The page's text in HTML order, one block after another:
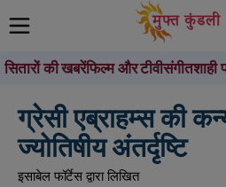
सितारों की खबरेंफिल्म और टीवीसंगीतशाही
ग्रेसी एब्राहम्स की
ज्योतिषीय अंतर्दृष्टि
इसाबेल फॉर्टेस द्वारा लिखित